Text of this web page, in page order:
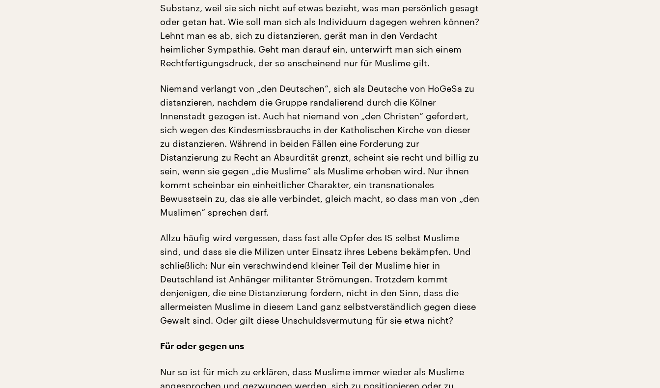
Substanz, weil sie sich nicht auf etwas bezieht, was man persönlich gesagt
oder getan hat. Wie soll man sich als Individuum dagegen wehren können?
Lehnt man es ab, sich zu distanzieren, gerät man in den Verdacht
heimlicher Sympathie. Geht man darauf ein, unterwirft man sich einem
Rechtfertigungsdruck, der so anscheinend nur für Muslime gilt.
Niemand verlangt von „den Deutschen“, sich als Deutsche von HoGeSa zu
distanzieren, nachdem die Gruppe randalierend durch die Kölner
Innenstadt gezogen ist. Auch hat niemand von „den Christen“ gefordert,
sich wegen des Kindesmissbrauchs in der Katholischen Kirche von dieser
zu distanzieren. Während in beiden Fällen eine Forderung zur
Distanzierung zu Recht an Absurdität grenzt, scheint sie recht und billig zu
sein, wenn sie gegen „die Muslime“ als Muslime erhoben wird. Nur ihnen
kommt scheinbar ein einheitlicher Charakter, ein transnationales
Bewusstsein zu, das sie alle verbindet, gleich macht, so dass man von „den
Muslimen“ sprechen darf.
Allzu häufig wird vergessen, dass fast alle Opfer des IS selbst Muslime
sind, und dass sie die Milizen unter Einsatz ihres Lebens bekämpfen. Und
schließlich: Nur ein verschwindend kleiner Teil der Muslime hier in
Deutschland ist Anhänger militanter Strömungen. Trotzdem kommt
denjenigen, die eine Distanzierung fordern, nicht in den Sinn, dass die
allermeisten Muslime in diesem Land ganz selbstverständlich gegen diese
Gewalt sind. Oder gilt diese Unschuldsvermutung für sie etwa nicht?
Für oder gegen uns
Nur so ist für mich zu erklären, dass Muslime immer wieder als Muslime
angesprochen und gezwungen werden, sich zu positionieren oder zu